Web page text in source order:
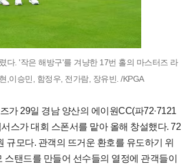
다. '작은 해방구'를 겨냥한 17번 홀의 마스터즈 라
,이승민, 함정우, 전가람, 장유빈. /KPGA
가 29일 경남 양산의 에이원CC(파72·7121
스가 대회 스폰서를 맡아 올해 창설했다. 72
모다. 관객의 뜨거운 환호를 유도하기 위
탠드를 만들어 선수들의 열정에 관객들이